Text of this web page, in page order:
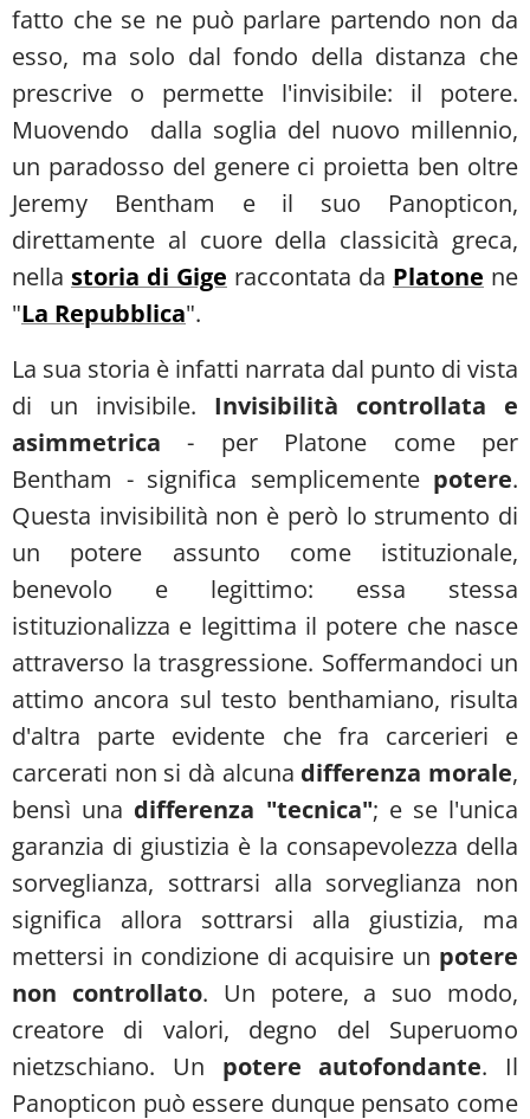
fatto che se ne può parlare partendo non da
esso, ma solo dal fondo della distanza che
prescrive o permette l'invisibile: il potere.
Muovendo dalla soglia del nuovo millennio,
un paradosso del genere ci proietta ben oltre
Jeremy Bentham e il suo Panopticon,
direttamente al cuore della classicità greca,
nella storia di Gige raccontata da Platone ne
"La Repubblica".
La sua storia è infatti narrata dal punto di vista
di un invisibile. Invisibilità controllata e
asimmetrica - per Platone come per
Bentham - significa semplicemente potere.
Questa invisibilità non è però lo strumento di
un potere assunto come istituzionale,
benevolo e legittimo: essa stessa
istituzionalizza e legittima il potere che nasce
attraverso la trasgressione. Soffermandoci un
attimo ancora sul testo benthamiano, risulta
d'altra parte evidente che fra carcerieri e
carcerati non si dà alcuna differenza morale,
bensì una differenza "tecnica"; e se l'unica
garanzia di giustizia è la consapevolezza della
sorveglianza, sottrarsi alla sorveglianza non
significa allora sottrarsi alla giustizia, ma
mettersi in condizione di acquisire un potere
non controllato. Un potere, a suo modo,
creatore di valori, degno del Superuomo
nietzschiano. Un potere autofondante. Il
Panopticon può essere dunque pensato come